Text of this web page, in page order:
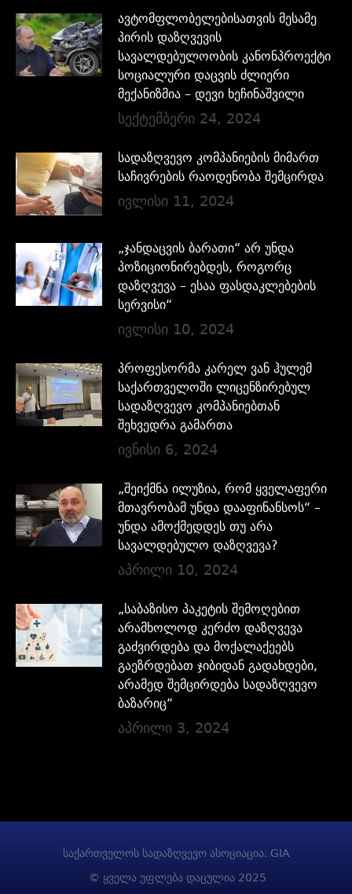
ავტომფლობელებისათვის მესამე
პირის დაზღვევის
სავალდებულოობის კანონპროექტი
სოციალური დაცვის ძლიერი
მექანიზმია – დევი ხეჩინაშვილი
სექტემბერი 24, 2024
სადაზღვევო კომპანიების მიმართ
საჩივრების რაოდენობა შემცირდა
ივლისი 11, 2024
„ჯანდაცვის ბარათი“ არ უნდა
პოზიციონირებდეს, როგორც
დაზღვევა – ესაა ფასდაკლებების
სერვისი“
ივლისი 10, 2024
პროფესორმა კარელ ვან ჰულემ
საქართველოში ლიცენზირებულ
სადაზღვევო კომპანიებთან
შეხვედრა გამართა
ივნისი 6, 2024
„შეიქმნა ილუზია, რომ ყველაფერი
მთავრობამ უნდა დააფინანსოს“ –
უნდა ამოქმედდეს თუ არა
სავალდებულო დაზღვევა?
აპრილი 10, 2024
„საბაზისო პაკეტის შემოღებით
არამხოლოდ კერძო დაზღვევა
გაძვირდება და მოქალაქეებს
გაეზრდებათ ჯიბიდან გადახდები,
არამედ შემცირდება სადაზღვევო
ბაზარიც“
აპრილი 3, 2024
საქართველოს სადაზღვევო ასოციაცია. GIA
© ყველა უფლება დაცულია 2025